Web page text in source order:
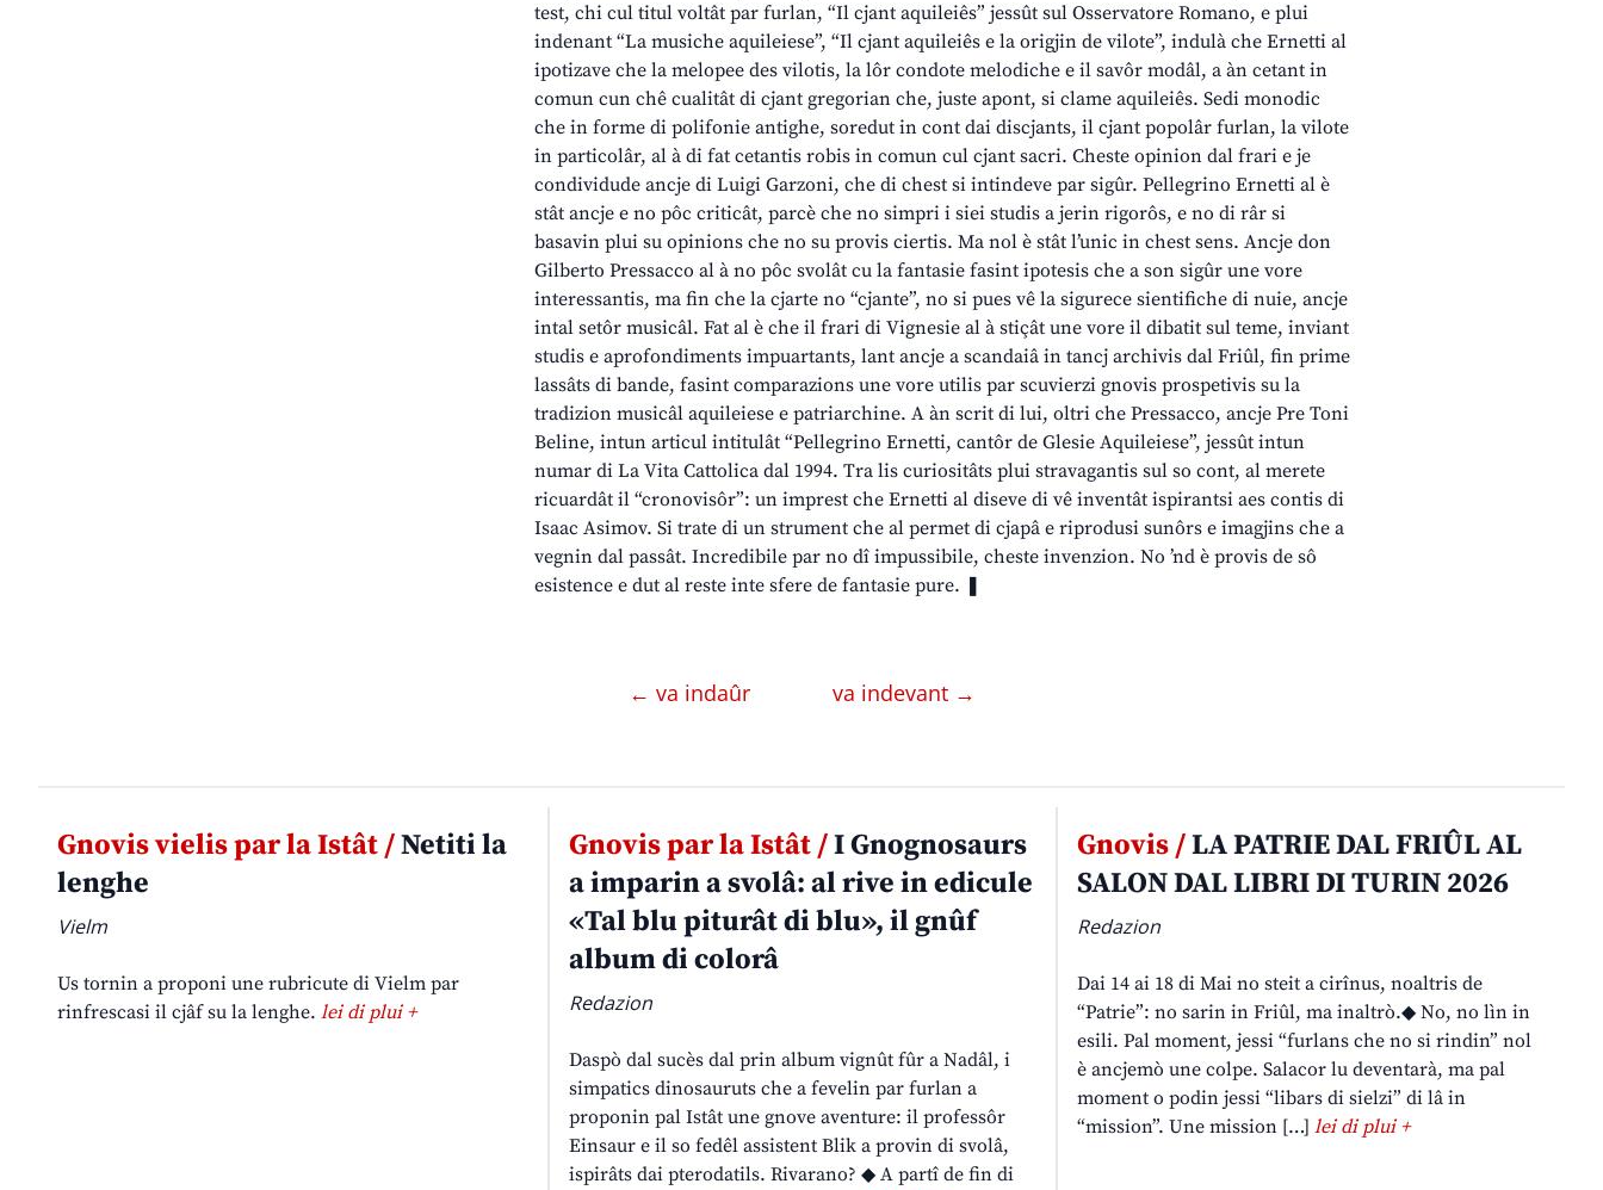
test, chi cul titul voltât par furlan, “Il cjant aquileiês” jessût sul Osservatore Romano, e plui
indenant “La musiche aquileiese”, “Il cjant aquileiês e la origjin de vilote”, indulà che Ernetti al
ipotizave che la melopee des vilotis, la lôr condote melodiche e il savôr modâl, a àn cetant in
comun cun chê cualitât di cjant gregorian che, juste apont, si clame aquileiês. Sedi monodic
che in forme di polifonie antighe, soredut in cont dai discjants, il cjant popolâr furlan, la vilote
in particolâr, al à di fat cetantis robis in comun cul cjant sacri. Cheste opinion dal frari e je
condividude ancje di Luigi Garzoni, che di chest si intindeve par sigûr. Pellegrino Ernetti al è
stât ancje e no pôc criticât, parcè che no simpri i siei studis a jerin rigorôs, e no di râr si
basavin plui su opinions che no su provis ciertis. Ma nol è stât l’unic in chest sens. Ancje don
Gilberto Pressacco al à no pôc svolât cu la fantasie fasint ipotesis che a son sigûr une vore
interessantis, ma fin che la cjarte no “cjante”, no si pues vê la sigurece sientifiche di nuie, ancje
intal setôr musicâl. Fat al è che il frari di Vignesie al à stiçât une vore il dibatit sul teme, inviant
studis e aprofondiments impuartants, lant ancje a scandaiâ in tancj archivis dal Friûl, fin prime
lassâts di bande, fasint comparazions une vore utilis par scuvierzi gnovis prospetivis su la
tradizion musicâl aquileiese e patriarchine. A àn scrit di lui, oltri che Pressacco, ancje Pre Toni
Beline, intun articul intitulât “Pellegrino Ernetti, cantôr de Glesie Aquileiese”, jessût intun
numar di La Vita Cattolica dal 1994. Tra lis curiositâts plui stravagantis sul so cont, al merete
ricuardât il “cronovisôr”: un imprest che Ernetti al diseve di vê inventât ispirantsi aes contis di
Isaac Asimov. Si trate di un strument che al permet di cjapâ e riprodusi sunôrs e imagjins che a
vegnin dal passât. Incredibile par no dî impussibile, cheste invenzion. No ’nd è provis de sô
esistence e dut al reste inte sfere de fantasie pure. ❚
← va indaûr va indevant →
Gnovis vielis par la Istât /Netiti la
lenghe
Vielm
Us tornin a proponi une rubricute di Vielm par
rinfrescasi il cjâf su la lenghe. lei di plui +
Gnovis par la Istât /I Gnognosaurs
a imparin a svolâ: al rive in edicule
«Tal blu piturât di blu», il gnûf
album di colorâ
Redazion
Daspò dal sucès dal prin album vignût fûr a Nadâl, i
simpatics dinosauruts che a fevelin par furlan a
proponin pal Istât une gnove aventure: il professôr
Einsaur e il so fedêl assistent Blik a provin di svolâ,
ispirâts dai pterodatils. Rivarano? ◆ A partî de fin di
Gnovis /LA PATRIE DAL FRIÛL AL
SALON DAL LIBRI DI TURIN 2026
Redazion
Dai 14 ai 18 di Mai no steit a cirînus, noaltris de
“Patrie”: no sarin in Friûl, ma inaltrò.◆ No, no lìn in
esili. Pal moment, jessi “furlans che no si rindin” nol
è ancjemò une colpe. Salacor lu deventarà, ma pal
moment o podin jessi “libars di sielzi” di lâ in
“mission”. Une mission […]lei di plui +